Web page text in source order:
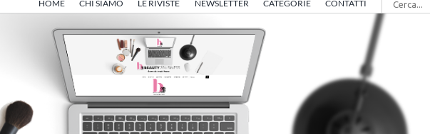
HOME CHI SIAMO LE RIVISTE NEWSLETTER CATEGORIE CONTATTI
per: